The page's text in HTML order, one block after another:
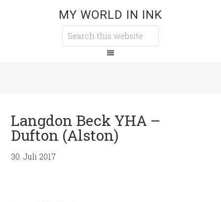
MY WORLD IN INK
Langdon Beck YHA –
Dufton (Alston)
30. Juli 2017